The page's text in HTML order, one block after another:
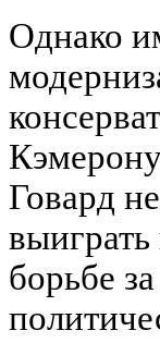
Однако
Говард
борьбе